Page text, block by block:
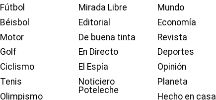
Fútbol
Béisbol
Motor
Golf
Ciclismo
Tenis
Olimpismo
Mirada Libre
Editorial
De buena tinta
En Directo
El Espía
Noticiero
Poteleche
Mundo
Economía
Revista
Deportes
Opinión
Planeta
Hecho en casa